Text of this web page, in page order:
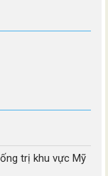
trị khu vực Mỹ